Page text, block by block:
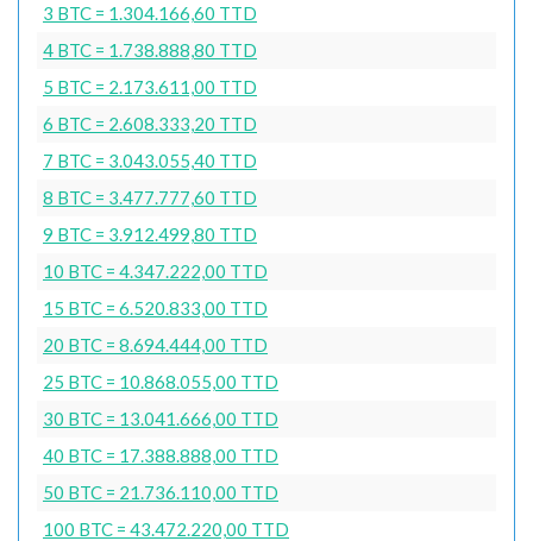
3 BTC = 1.304.166,60 TTD
4 BTC = 1.738.888,80 TTD
5 BTC = 2.173.611,00 TTD
6 BTC = 2.608.333,20 TTD
7 BTC = 3.043.055,40 TTD
8 BTC = 3.477.777,60 TTD
9 BTC = 3.912.499,80 TTD
10 BTC = 4.347.222,00 TTD
15 BTC = 6.520.833,00 TTD
20 BTC = 8.694.444,00 TTD
25 BTC = 10.868.055,00 TTD
30 BTC = 13.041.666,00 TTD
40 BTC = 17.388.888,00 TTD
50 BTC = 21.736.110,00 TTD
100 BTC = 43.472.220,00 TTD